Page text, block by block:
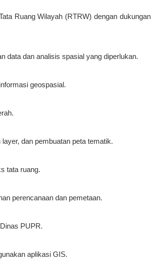
Ruang Wilayah (RTRW) dengan dukungan
data dan analisis spasial yang diperlukan.
geospasial.
dan pembuatan peta tematik.
tata ruang.
perencanaan dan pemetaan.
PUPR.
aplikasi GIS.